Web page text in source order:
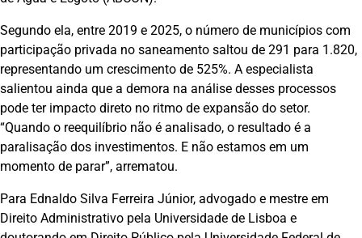
Segundo ela, entre 2019 e 2025, o número de municípios com
participação privada no saneamento saltou de 291 para 1.820,
representando um crescimento de 525%. A especialista
salientou ainda que a demora na análise desses processos
pode ter impacto direto no ritmo de expansão do setor.
“Quando o reequilíbrio não é analisado, o resultado é a
paralisação dos investimentos. E não estamos em um
momento de parar”, arrematou.
Para Ednaldo Silva Ferreira Júnior, advogado e mestre em
Direito Administrativo pela Universidade de Lisboa e